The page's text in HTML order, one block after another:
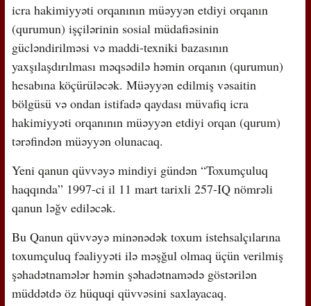
icra hakimiyyəti orqanının müəyyən etdiyi orqanın
(qurumun) işçilərinin sosial müdafiəsinin
gücləndirilməsi və maddi-texniki bazasının
yaxşılaşdırılması məqsədilə həmin orqanın (qurumun)
hesabına köçürüləcək. Müəyyən edilmiş vəsaitin
bölgüsü və ondan istifadə qaydası müvafiq icra
hakimiyyəti orqanının müəyyən etdiyi orqan (qurum)
tərəfindən müəyyən olunacaq.
Yeni qanun qüvvəyə mindiyi gündən “Toxumçuluq
haqqında” 1997-ci il 11 mart tarixli 257-IQ nömrəli
qanun ləğv ediləcək.
Bu Qanun qüvvəyə minənədək toxum istehsalçılarına
toxumçuluq fəaliyyəti ilə məşğul olmaq üçün verilmiş
şəhadətnamələr həmin şəhadətnamədə göstərilən
müddətdə öz hüquqi qüvvəsini saxlayacaq.